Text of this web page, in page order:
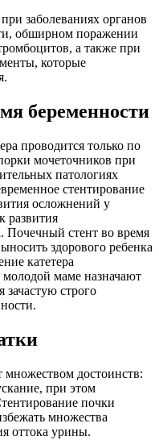
заболеваниях органов
обширном поражении
а также при
которые
беременности
проводится только по
мочеточников при
патологиях
стентирование
осложнений у
развития
Почечный стент во время
здорового ребенка
катетера
молодой маме назначают
строго
множеством достоинств:
при этом
почки
множества
оттока урины.